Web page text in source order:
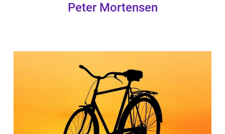
Peter Mortensen